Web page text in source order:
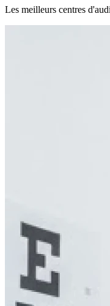
Les meilleurs centres